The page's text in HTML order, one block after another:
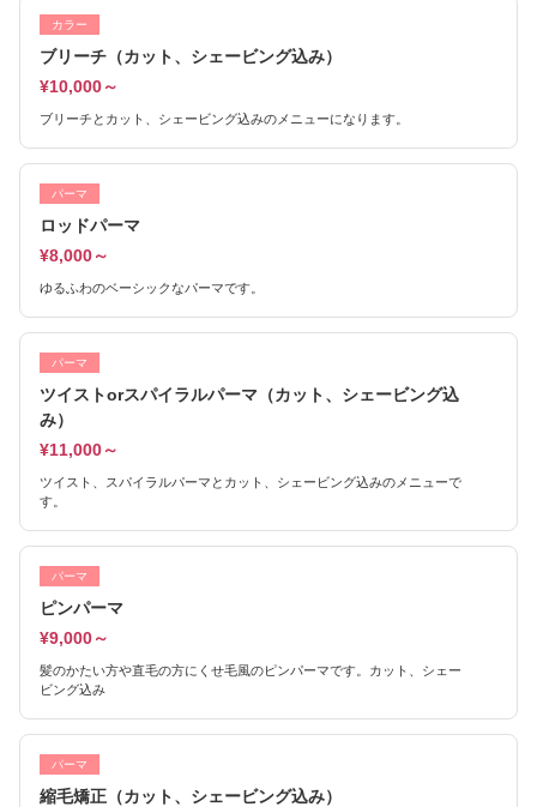
カラー
ブリーチ（カット、シェービング込み）
¥10,000～
ブリーチとカット、シェービング込みのメニューになります。
パーマ
ロッドパーマ
¥8,000～
ゆるふわのベーシックなパーマです。
パーマ
ツイストorスパイラルパーマ（カット、シェービング込
み）
¥11,000～
ツイスト、スパイラルパーマとカット、シェービング込みのメニューで
す。
パーマ
ピンパーマ
¥9,000～
髪のかたい方や直毛の方にくせ毛風のピンパーマです。カット、シェー
ビング込み
パーマ
縮毛矯正（カット、シェービング込み）